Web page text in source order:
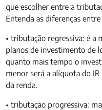
que escolher entre a
Entenda as diferenças entre
• tributação regressiva: é a
planos de investimento de
quanto mais tempo o
menor será a alíquota do
da renda.
• tributação progressiva: